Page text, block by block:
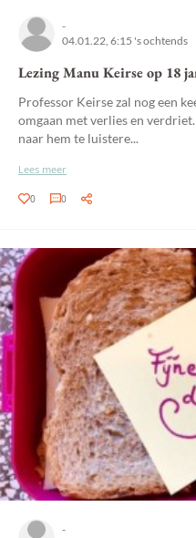
-
04.01.22, 6:15 's ochtends
Lezing Manu Keirse op 18
Professor Keirse zal nog een
omgaan met verlies en
naar hem te luistere...
Lees meer
0 0
-